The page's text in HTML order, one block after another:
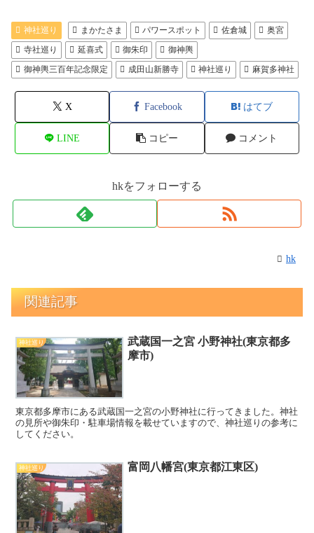
神社巡り まかたさま パワースポット 佐倉城
奥宮
寺社巡り
延喜式 御朱印
御神輿
御神輿三百年記念限定
成田山新勝寺 神社巡り 麻賀多神社
X Facebook はてブ
LINE コピー コメント
hkをフォローする
hk
関連記事
神社巡り
武蔵国一之宮 小野神社(東京都多
摩市)
東京都多摩市にある武蔵国一之宮の小野神社に行ってきました。神社
の見所や御朱印・駐車場情報を載せていますので、神社巡りの参考に
してください。
神社巡り 富岡八幡宮(東京都江東区)